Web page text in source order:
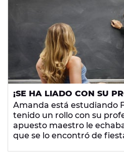
¡SE HA LIADO CON SU
SUSPENDIDO!
Amanda está estudiando
tenido un rollo con su
apuesto maestro le
que se lo encontró de